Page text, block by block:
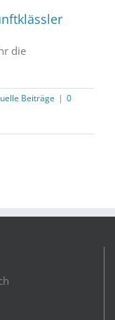
die
Beiträge | 0